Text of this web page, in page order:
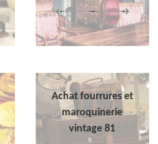
Achat fourrures et
maroquinerie
vintage 81